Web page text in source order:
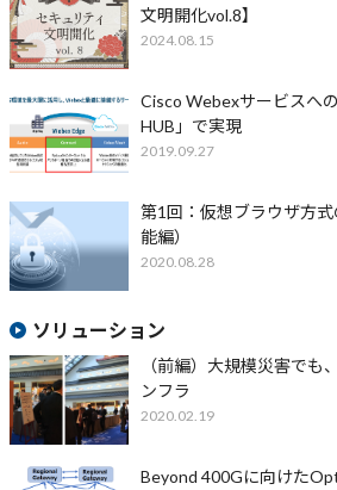
文明開化vol.8】
2024.08.15
Cisco Webexサービスへ
HUB」で実現
2019.09.27
第1回：仮想ブラウザ方
能編）
2020.08.28
ソリューション
（前編）大規模災害でも
ンフラ
2020.02.19
Beyond 400Gに向けた